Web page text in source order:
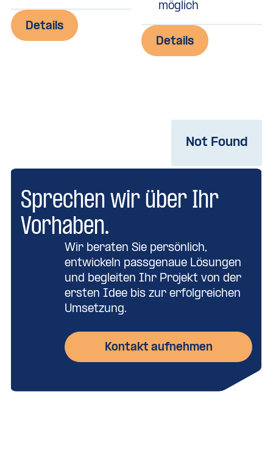
Details
möglich
Details
Not Found
Sprechen wir über Ihr
Vorhaben.
Wir beraten Sie persönlich,
entwickeln passgenaue Lösungen
und begleiten Ihr Projekt von der
ersten Idee bis zur erfolgreichen
Umsetzung.
Kontakt aufnehmen